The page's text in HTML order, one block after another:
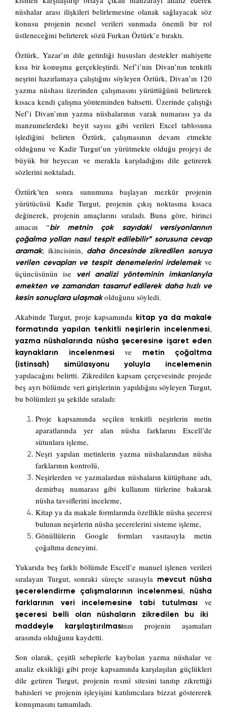
nüshalar arası ilişkileri belirlemesine olanak sağlayacak söz
konusu projenin nesnel verileri sunmada önemli bir rol
üstleneceğini belirterek sözü Furkan Öztürk’e bıraktı.
Öztürk, Yazar’ın dile getirdiği hususları destekler mahiyette
kısa bir konuşma gerçekleştirdi. Nef’i’nin Divan’nın tenkitli
neşrini hazırlamaya çalıştığını söyleyen Öztürk, Divan’ın 120
yazma nüshası üzerinden çalışmasını yürüttüğünü belirterek
kısaca kendi çalışma yönteminden bahsetti. Üzerinde çalıştığı
Nef’i Divan’ının yazma nüshalarının varak numarası ya da
manzumelerdeki beyit sayısı gibi verileri Excel tablosuna
işlediğini belirten Öztürk, çalışmasının devam etmekte
olduğunu ve Kadir Turgut’un yürütmekte olduğu projeyi de
büyük bir heyecan ve merakla karşıladığını dile getirerek
sözlerini noktaladı.
Öztürk’ten sonra sunumuna başlayan mezkûr projenin
yürütücüsü Kadir Turgut, projenin çıkış noktasına kısaca
değinerek, projenin amaçlarını sıraladı. Buna göre, birinci
amacın “bir metnin çok sayıdaki versiyonlarının
çoğalma yolları nasıl tespit edilebilir” sorusuna cevap
aramak; ikincisinin, daha öncesinde zikredilen soruya
verilen cevapları ve tespit denemelerini irdelemek ve
üçüncüsünün ise
veri analizi yönteminin imkanlarıyla
emekten ve zamandan tasarruf edilerek daha hızlı ve
kesin sonuçlara ulaşmakolduğunu söyledi.
Akabinde Turgut, proje kapsamında kitap ya da makale
formatında yapılan tenkitli neşirlerin incelenmesi,
yazma nüshalarında nüsha şeceresine işaret eden
kaynakların incelenmesi ve
metin çoğaltma
(istinsah) simülasyonu yoluyla incelemenin
yapılacağını belirtti. Zikredilen kapsam çerçevesinde projede
beş ayrı bölümde veri girişlerinin yapıldığını söyleyen Turgut,
bu bölümleri şu şekilde sıraladı:
Proje kapsamında seçilen tenkitli neşirlerin metin
aparatlarında yer alan nüsha farklarını Excell’de
sütunlara işleme,
Neşri yapılan metinlerin yazma nüshalarından nüsha
farklarının kontrolü,
Neşirlerden ve yazmalardan nüshaların kütüphane adı,
demirbaş numarası gibi kullanım türlerine bakarak
nüsha tavsiflerini inceleme,
Kitap ya da makale formlarında özellikle nüsha şeceresi
bulunan neşirlerin nüsha şecerelerini sisteme işleme,
Gönüllülerin Google formları vasıtasıyla metin
çoğaltma deneyimi.
Yukarıda beş farklı bölümde Excell’e manuel işlenen verileri
sıralayan Turgut, sonraki süreçte sırasıyla mevcut nüsha
şecerelendirme çalışmalarının incelenmesi,
nüsha
farklarının veri incelemesine tabi tutulması
ve
şeceresi belli olan nüshaların zikredilen bu iki
maddeyle karşılaştırılmasının projenin aşamaları
arasında olduğunu kaydetti.
Son olarak, çeşitli sebeplerle kaybolan yazma nüshalar ve
analiz eksikliği gibi proje kapsamında karşılaşılan güçlükleri
dile getiren Turgut, projenin resmî sitesini tanıtıp zikrettiği
bahisleri ve projenin işleyişini katılımcılara bizzat göstererek
konuşmasını tamamladı.